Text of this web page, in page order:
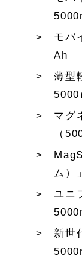
モバ
Ah
薄型
5000
マグ
（
ム）」
ユニ
新世